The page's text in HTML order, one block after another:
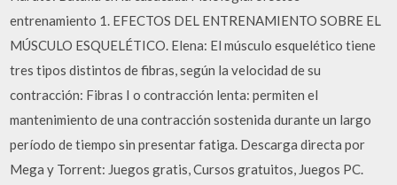
entrenamiento 1. EFECTOS DEL ENTRENAMIENTO SOBRE EL
MÚSCULO ESQUELÉTICO. Elena: El músculo esquelético tiene
tres tipos distintos de fibras, según la velocidad de su
contracción: Fibras I o contracción lenta: permiten el
mantenimiento de una contracción sostenida durante un largo
período de tiempo sin presentar fatiga. Descarga directa por
Mega y Torrent: Juegos gratis, Cursos gratuitos, Juegos PC.